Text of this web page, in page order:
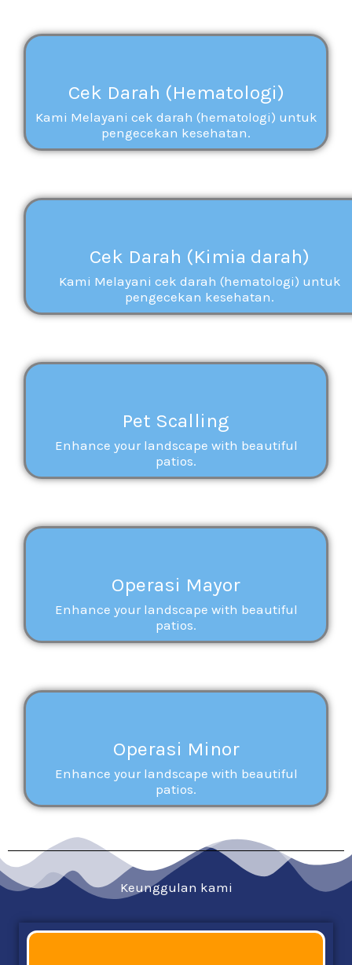
Cek Darah (Hematologi)
Kami Melayani cek darah (hematologi) untuk
pengecekan kesehatan.
Cek Darah (Kimia darah)
Kami Melayani cek darah (hematologi) untuk
pengecekan kesehatan.
Pet Scalling
Enhance your landscape with beautiful
patios.
Operasi Mayor
Enhance your landscape with beautiful
patios.
Operasi Minor
Enhance your landscape with beautiful
patios.
Keunggulan kami